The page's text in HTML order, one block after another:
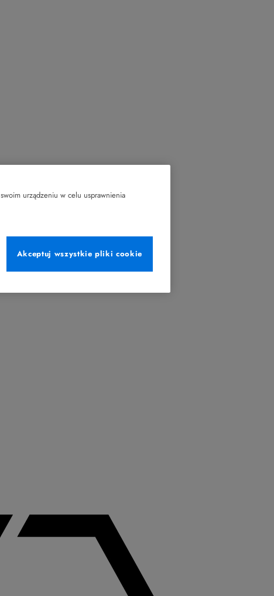
urządzeniu w celu usprawnienia
Akceptuj wszystkie pliki cookie